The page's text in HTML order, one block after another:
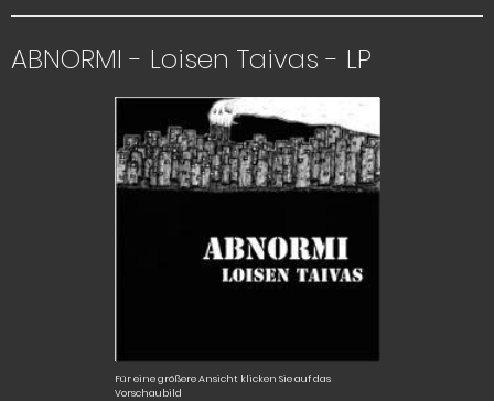
ABNORMI - Loisen Taivas - LP
Für eine größere Ansicht klicken Sie auf das
Vorschaubild